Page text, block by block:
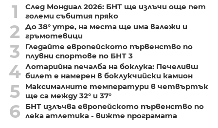
1
След Мондиал 2026: БНТ ще излъчи още пет
големи събития пряко
2
До 38° утре, на места ще има валежи и
гръмотевици
3
Гледайте европейското първенство по
плувни спортове по БНТ 3
4 Лотарийна печалба на боклука: Печеливш
билет е намерен в боклукчийски камион
5
Максималните температури в четвъртък
ще са между 32° и 37°
6
БНТ излъчва европейското първенство по
лека атлетика - вижте програмата